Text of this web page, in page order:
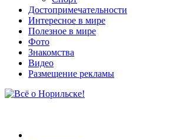
Достопримечательности
Интересное в мире
Полезное в мире
Фото
Знакомства
Видео
Размещение рекламы